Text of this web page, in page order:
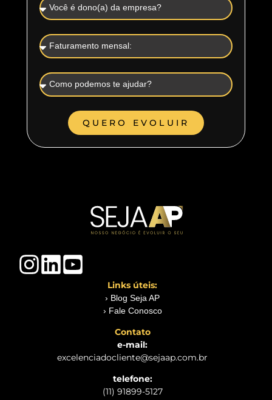
QUERO EVOLUIR
Links úteis:
› Blog Seja AP
› Fale Conosco
Contato
e-mail:
excelenciadocliente@sejaap.com.br
telefone:
(11) 91899-5127